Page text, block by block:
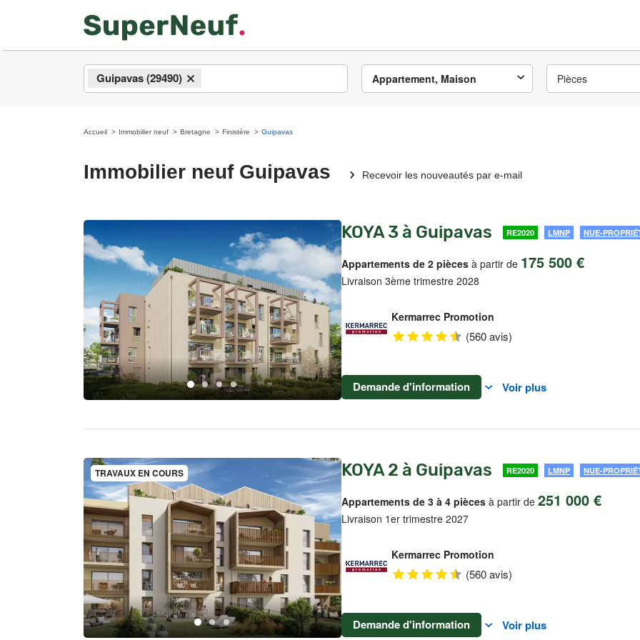
×
Guipavas (29490) Appartement, Maison Pièces
Accueil Immobilier neuf Bretagne Finistère Guipavas
Immobilier neuf Guipavas Recevoir les nouveautés par e-mail
KOYA 3 à Guipavas RE2020 LMNP NUE-
Appartements de 2 pièces à partir de 175 500 €
Livraison 3ème trimestre 2028
Kermarrec Promotion
(560 avis)
Demande d'information Voir plus
TRAVAUX EN COURS KOYA 2 à Guipavas RE2020 LMNP NUE-
Appartements de 3 à 4 pièces à partir de 251 000 €
Livraison 1er trimestre 2027
Kermarrec Promotion
(560 avis)
Demande d'information Voir plus